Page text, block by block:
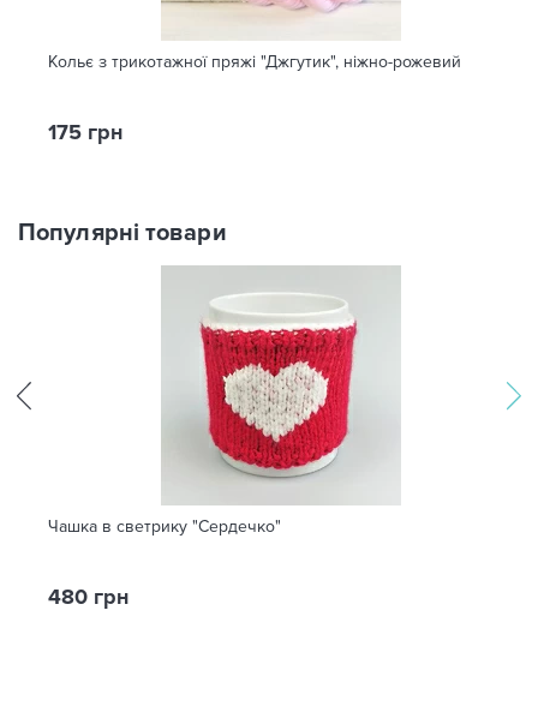
Кольє з трикотажної пряжі "Джгутик", ніжно-рожевий
175 грн
Популярні товари
Чашка в светрику "Сердечко"
480 грн